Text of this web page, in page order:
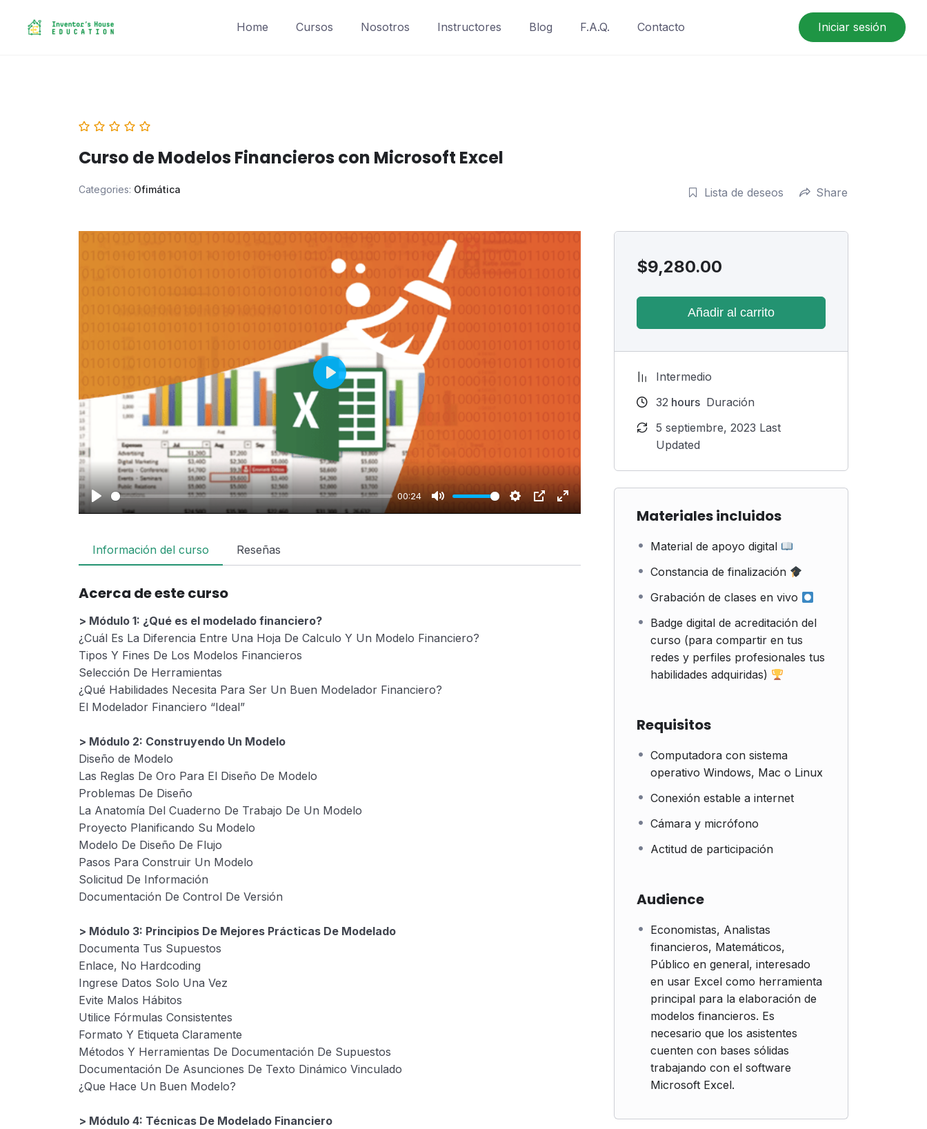
Home Cursos Nosotros Instructores Blog F.A.Q. Contacto Iniciar sesión
Curso de Modelos Financieros con Microsoft Excel
Categories: Ofimática Lista de deseos Share
Play
00:24
Mute Settings
PIP Enter
Play
Información del curso Reseñas
Acerca de este curso
> Módulo 1: ¿Qué es el modelado financiero?
¿Cuál Es La Diferencia Entre Una Hoja De Calculo Y Un Modelo Financiero?
Tipos Y Fines De Los Modelos Financieros
Selección De Herramientas
¿Qué Habilidades Necesita Para Ser Un Buen Modelador Financiero?
El Modelador Financiero “Ideal”
> Módulo 2: Construyendo Un Modelo
Diseño de Modelo
Las Reglas De Oro Para El Diseño De Modelo
Problemas De Diseño
La Anatomía Del Cuaderno De Trabajo De Un Modelo
Proyecto Planificando Su Modelo
Modelo De Diseño De Flujo
Pasos Para Construir Un Modelo
Solicitud De Información
Documentación De Control De Versión
> Módulo 3: Principios De Mejores Prácticas De Modelado
Documenta Tus Supuestos
Enlace, No Hardcoding
Ingrese Datos Solo Una Vez
Evite Malos Hábitos
Utilice Fórmulas Consistentes
Formato Y Etiqueta Claramente
Métodos Y Herramientas De Documentación De Supuestos
Documentación De Asunciones De Texto Dinámico Vinculado
¿Que Hace Un Buen Modelo?
> Módulo 4: Técnicas De Modelado Financiero
$9,280.00
Añadir al carrito
Intermedio
32 hours Duración
5 septiembre, 2023 Last
Updated
Materiales incluidos
Material de apoyo digital
Constancia de finalización
Grabación de clases en vivo
Badge digital de acreditación del
curso (para compartir en tus
redes y perfiles profesionales tus
habilidades adquiridas)
Requisitos
Computadora con sistema
operativo Windows, Mac o Linux
Conexión estable a internet
Cámara y micrófono
Actitud de participación
Audience
Economistas, Analistas
financieros, Matemáticos,
Público en general, interesado
en usar Excel como herramienta
principal para la elaboración de
modelos financieros. Es
necesario que los asistentes
cuenten con bases sólidas
trabajando con el software
Microsoft Excel.